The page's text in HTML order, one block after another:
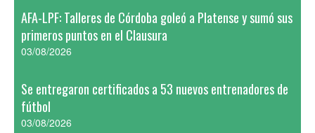
AFA-LPF: Talleres de Córdoba goleó a Platense y sumó sus
primeros puntos en el Clausura
03/08/2026
Se entregaron certificados a 53 nuevos entrenadores de
fútbol
03/08/2026